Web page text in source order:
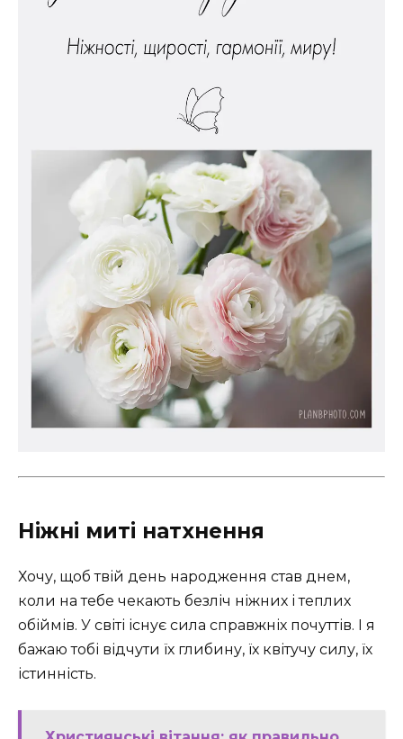
Ніжні миті натхнення
Хочу, щоб твій день народження став днем,
коли на тебе чекають безліч ніжних і теплих
обіймів. У світі існує сила справжніх почуттів. І я
бажаю тобі відчути їх глибину, їх квітучу силу, їх
істинність.